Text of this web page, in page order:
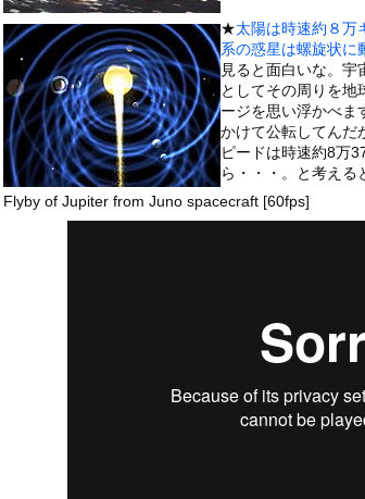
【画像】伊藤舞雪とかいうＡＶ女優ｗｗｗｗｗｗｗｗｗｗw
【緊急】肛門にスティックのり入れたけど出てこないの！！
お知らせ
【動画】ロシア軍のドローンをネット発射装置で撃墜するウ
Powered by livedoor 相互RSS
★太陽は時速約８万
系の惑星は螺旋状に
見ると面白いな。
としてその周りを地
ージを思い浮かべま
かけて公転してんだ
ピードは時速約8万
ら・・・。と考える
Flyby of Jupiter from Juno spacecraft [60fps]